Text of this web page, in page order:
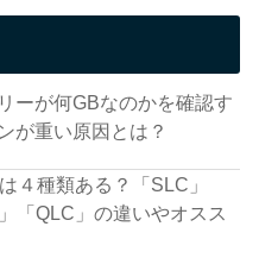
ーが何GBなのかを確認す
が重い原因とは？
４種類ある？「SLC」
「QLC」の違いやオスス